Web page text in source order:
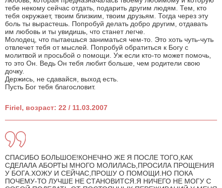
тебе некому сейчас отдать, подарить другим людям. Тем, кто
тебя окружает, твоим близким, твоим друзьям. Тогда через эту
боль ты вырастешь. Попробуй делать добро другим, отдавать
им любовь и ты увидишь, что станет легче.
Молодец, что пытаешься заниматься чем-то. Это хоть чуть-чуть
отвлечет тебя от мыслей. Попробуй обратиться к Богу с
молитвой и просьбой о помощи. Уж если кто-то может помочь,
то это Он. Ведь Он тебя любит больше, чем родители свою
дочку.
Держись, не сдавайся, выход есть.
Пусть Бог тебя благословит.
Firiel, возраст: 22 / 11.03.2007
СПАСИБО БОЛЬШОЕ!КОНЕЧНО ЖЕ Я ПОСЛЕ ТОГО,КАК
СДЕЛАЛА АБОРТЫ МНОГО МОЛИЛАСЬ,ПРОСИЛА ПРОЩЕНИЯ
У БОГА.ХОЖУ И СЕЙЧАС,ПРОШУ О ПОМОЩИ.НО ПОКА
ПОЧЕМУ-ТО ЛУЧШЕ НЕ СТАНОВИТСЯ.Я НИЧЕГО НЕ МОГУ С